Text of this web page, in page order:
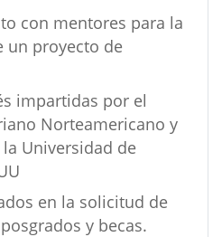
con mentores para la
un proyecto de
impartidas por el
Norteamericano y
Universidad de
en la solicitud de
y becas.